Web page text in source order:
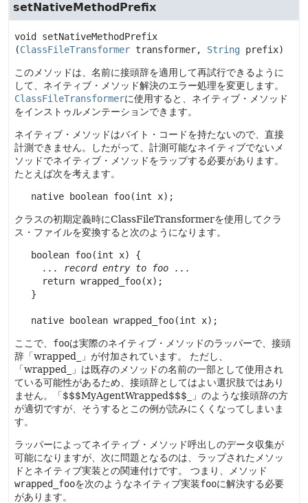
setNativeMethodPrefix
void
setNativeMethodPrefix
(ClassFileTransformer transformer, String prefix)
このメソッドは、名前に接頭辞を適用して再試行できるように
して、ネイティブ・メソッド解決のエラー処理を変更します。
ClassFileTransformerに使用すると、ネイティブ・メソッド
をインストゥルメンテーションできます。
ネイティブ・メソッドはバイト・コードを持たないので、直接
計測できません。したがって、計測可能なネイティブでないメ
ソッドでネイティブ・メソッドをラップする必要があります。
たとえば次を考えます。
   native boolean foo(int x);
クラスの初期定義時にClassFileTransformerを使用してクラ
ス・ファイルを変換すると次のようになります。
   boolean foo(int x) {
... record entry to foo ...
     return wrapped_foo(x);
   }
   native boolean wrapped_foo(int x);
ここで、 fooは実際のネイティブ・メソッドのラッパーで、接頭
辞「wrapped_」が付加されています。
ただし、
「wrapped_」は既存のメソッドの名前の一部として使用され
ている可能性があるため、接頭辞としてはよい選択肢ではあり
ません。「$$$MyAgentWrapped$$$_」のような接頭辞の方
が適切ですが、そうするとこの例が読みにくくなってしまいま
す。
ラッパーによってネイティブ・メソッド呼出しのデータ収集が
可能になりますが、次に問題となるのは、ラップされたメソッ
ドとネイティブ実装との関連付けです。
つまり、メソッド
wrapped_fooを次のようなネイティブ実装fooに解決する必要
があります。